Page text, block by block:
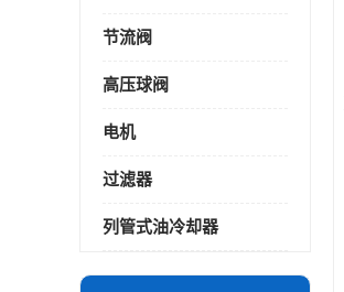
节流阀
高压球阀
电机
过滤器
列管式油冷却器